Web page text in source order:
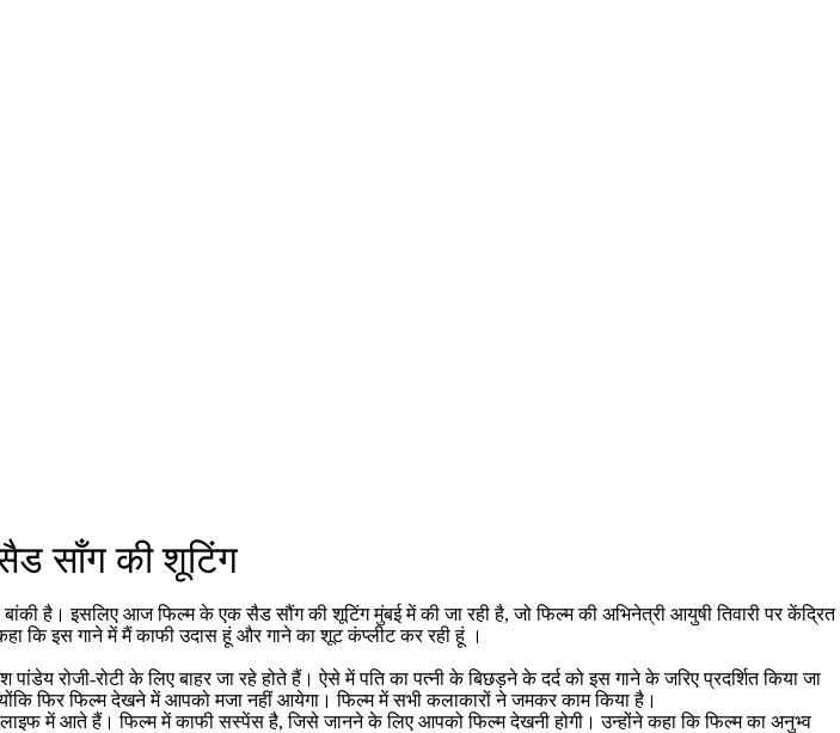
सॉंग की शूटिंग
है। इसलिए आज फिल्‍म के एक सैड सौंग की शूटिंग मुंबई में की जा रही है, जो फिल्‍म की अभिनेत्री आयुषी तिवारी पर केंद्रित
कि इस गाने में मैं काफी उदास हूं और गाने का शूट कंप्‍लीट कर रही हूं ।
रोजी-रोटी के लिए बाहर जा रहे होते हैं। ऐसे में पति का पत्‍नी के बिछड़ने के दर्द को इस गाने के जरिए प्रदर्शित किया जा
फिर फिल्‍म देखने में आपको मजा नहीं आयेगा। फिल्‍म में सभी कलाकारों ने जमकर काम किया है।
में आते हैं। फिल्‍म में काफी सस्‍पेंस है, जिसे जानने के लिए आपको फिल्‍म देखनी होगी। उन्‍होंने कहा कि फिल्‍म का अनुभ्‍व